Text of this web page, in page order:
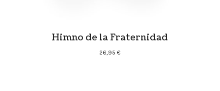
Himno de la Fraternidad
26,95€